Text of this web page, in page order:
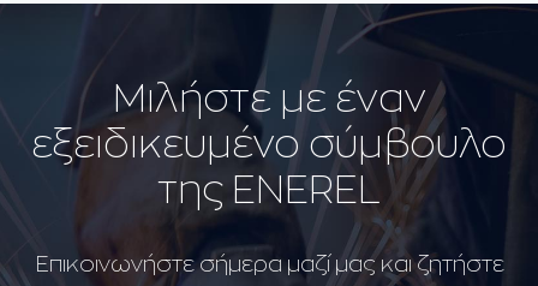
Μιλήστε με έναν
εξειδικευμένο σύμβουλο
της ENEREL
Επικοινωνήστε σήμερα μαζί μας και ζητήστε